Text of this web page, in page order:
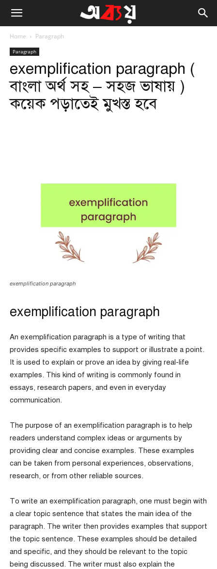
Home Paragraph
Paragraph
exemplification paragraph (
বাংলা অর্থ সহ – সহজ ভাষায় )
কয়েক পড়াতেই মুখস্ত হবে
exemplification paragraph
exemplification paragraph
An exemplification paragraph is a type of writing that
provides specific examples to support or illustrate a point.
It is used to explain or prove an idea by giving real-life
examples. This kind of writing is commonly found in
essays, research papers, and even in everyday
communication.
The purpose of an exemplification paragraph is to help
readers understand complex ideas or arguments by
providing clear and concise examples. These examples
can be taken from personal experiences, observations,
research, or from other reliable sources.
To write an exemplification paragraph, one must begin with
a clear topic sentence that states the main idea of the
paragraph. The writer then provides examples that support
the topic sentence. These examples should be detailed
and specific, and they should be relevant to the topic
being discussed. The writer must also explain the